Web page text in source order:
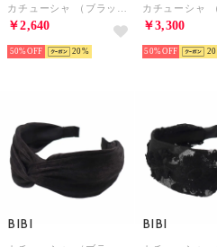
￥2,640
50% 20
￥3,300
50% 20
BIBI BIBI